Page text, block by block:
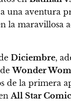
una aventura
la maravillosa
Diciembre,
deWonder
de la primera
All Star